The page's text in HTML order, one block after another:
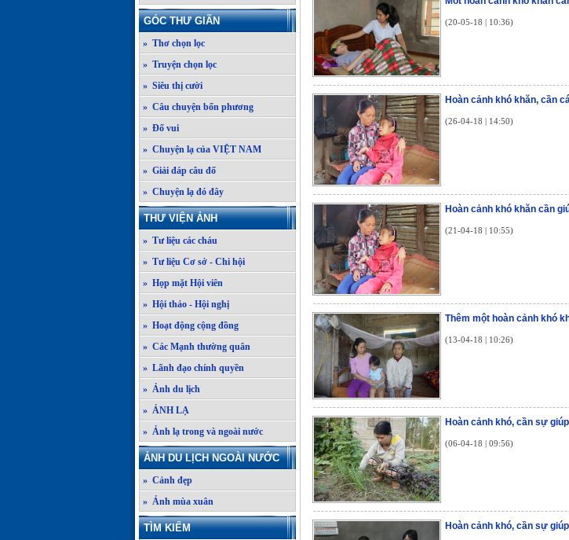
GÓC THƯ GIÃN
» Thơ chọn lọc
» Truyện chọn lọc
» Siêu thị cười
» Câu chuyện bốn phương
» Đố vui
» Chuyện lạ của VIỆT NAM
» Giải đáp câu đố
» Chuyện lạ đó đây
THƯ VIỆN ẢNH
» Tư liệu các cháu
» Tư liệu Cơ sở - Chi hội
» Họp mặt Hội viên
» Hội thảo - Hội nghị
» Hoạt động cộng đồng
» Các Mạnh thường quân
» Lãnh đạo chính quyền
» Ảnh du lịch
» ẢNH LẠ
» Ảnh lạ trong và ngoài nước
ẢNH DU LỊCH NGOÀI NƯỚC
» Cảnh đẹp
» Ảnh mùa xuân
TÌM KIẾM
(20-05-18 | 10:36)
Hoàn cảnh khó khăn, cần
(26-04-18 | 14:50)
Hoàn cảnh khó khăn cần
(21-04-18 | 10:55)
Thêm một hoàn cảnh khó
(13-04-18 | 10:26)
Hoàn cảnh khó, cần sự
(06-04-18 | 09:56)
Hoàn cảnh khó, cần sự